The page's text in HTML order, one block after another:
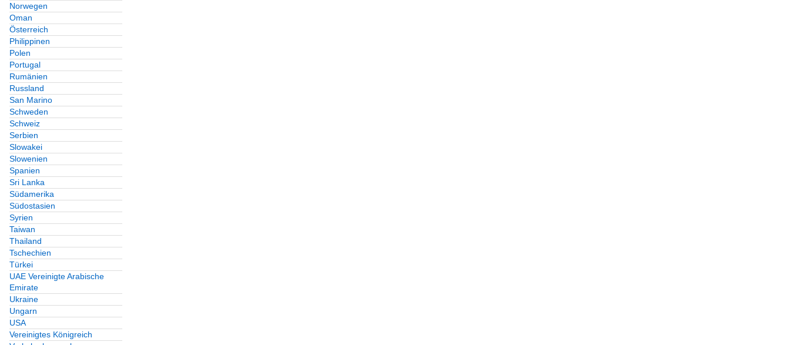
Norwegen
Oman
Österreich
Philippinen
Polen
Portugal
Rumänien
Russland
San Marino
Schweden
Schweiz
Serbien
Slowakei
Slowenien
Spanien
Sri Lanka
Südamerika
Südostasien
Syrien
Taiwan
Thailand
Tschechien
Türkei
UAE Vereinigte Arabische
Emirate
Ukraine
Ungarn
USA
Vereinigtes Königreich